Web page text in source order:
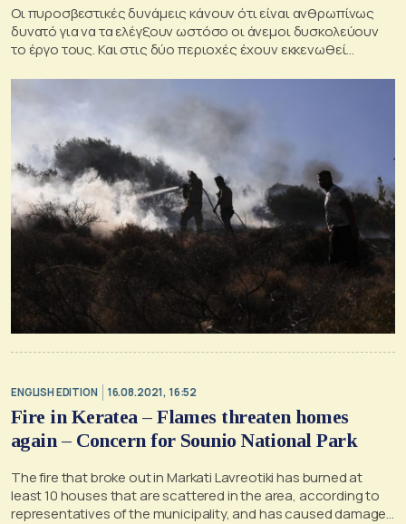
Οι πυροσβεστικές δυνάμεις κάνουν ότι είναι ανθρωπίνως
δυνατό για να τα ελέγξουν ωστόσο οι άνεμοι δυσκολεύουν
το έργο τους. Και στις δύο περιοχές έχουν εκκενωθεί
ENGLISH EDITION 16.08.2021, 16:52
Fire in Keratea – Flames threaten homes
again – Concern for Sounio National Park
The fire that broke out in Markati Lavreotiki has burned at
least 10 houses that are scattered in the area, according to
representatives of the municipality, and has caused damage